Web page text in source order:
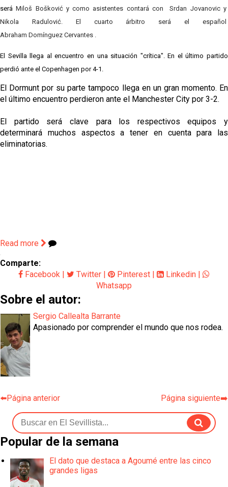
seráMiloš Bošković y como asistentes contará conSrdan Jovanovicy
Nikola Radulović. El cuarto árbitro será el español
Abraham Domínguez Cervantes .
El Sevilla llega al encuentro en una situación "crítica". En el último partido
perdió ante el Copenhagen por 4-1.
El Dormunt por su parte tampoco llega en un gran momento. En
el último encuentro perdieron ante el Manchester City por 3-2.
El partido será clave para los respectivos equipos y
determinará muchos aspectos a tener en cuenta para las
eliminatorias.
Read more
Comparte:
Facebook
Twitter Pinterest Linkedin
Whatsapp
Sobre el autor:
Sergio Callealta Barrante
Apasionado por comprender el mundo que nos rodea.
⬅️Página anterior Página siguiente➡️
Popular de la semana
El dato que destaca a Agoumé entre las cinco
grandes ligas